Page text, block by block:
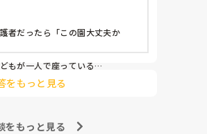
者だったら「この園大丈夫か
もが一人で座っている
けられる子どもの前に誤飲しそう
をもっと見る
をもっと見る